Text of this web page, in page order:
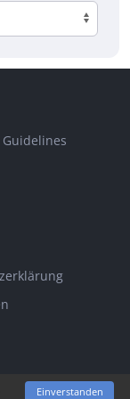
© PARFUMOEinverstanden